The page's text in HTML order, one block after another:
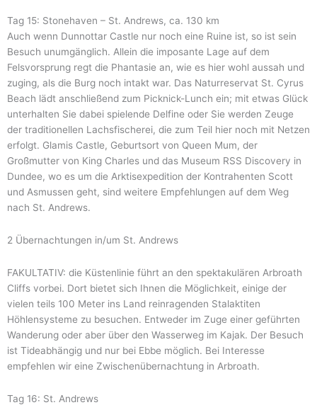
Tag 15: Stonehaven – St. Andrews, ca. 130 km
Auch wenn Dunnottar Castle nur noch eine Ruine ist, so ist sein
Besuch unumgänglich. Allein die imposante Lage auf dem
Felsvorsprung regt die Phantasie an, wie es hier wohl aussah und
zuging, als die Burg noch intakt war. Das Naturreservat St. Cyrus
Beach lädt anschließend zum Picknick-Lunch ein; mit etwas Glück
unterhalten Sie dabei spielende Delfine oder Sie werden Zeuge
der traditionellen Lachsfischerei, die zum Teil hier noch mit Netzen
erfolgt. Glamis Castle, Geburtsort von Queen Mum, der
Großmutter von King Charles und das Museum RSS Discovery in
Dundee, wo es um die Arktisexpedition der Kontrahenten Scott
und Asmussen geht, sind weitere Empfehlungen auf dem Weg
nach St. Andrews.
2 Übernachtungen in/um St. Andrews
FAKULTATIV: die Küstenlinie führt an den spektakulären Arbroath
Cliffs vorbei. Dort bietet sich Ihnen die Möglichkeit, einige der
vielen teils 100 Meter ins Land reinragenden Stalaktiten
Höhlensysteme zu besuchen. Entweder im Zuge einer geführten
Wanderung oder aber über den Wasserweg im Kajak. Der Besuch
ist Tideabhängig und nur bei Ebbe möglich. Bei Interesse
empfehlen wir eine Zwischenübernachtung in Arbroath.
Tag 16: St. Andrews